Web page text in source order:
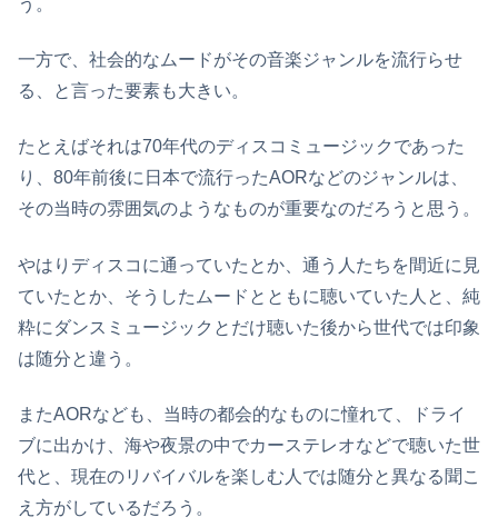
一方で、社会的なムードがその音楽ジャンルを流行らせ
る、と言った要素も大きい。
たとえばそれは70年代のディスコミュージックであった
り、80年前後に日本で流行ったAORなどのジャンルは、
その当時の雰囲気のようなものが重要なのだろうと思う。
やはりディスコに通っていたとか、通う人たちを間近に見
ていたとか、そうしたムードとともに聴いていた人と、純
粋にダンスミュージックとだけ聴いた後から世代では印象
は随分と違う。
またAORなども、当時の都会的なものに憧れて、ドライ
ブに出かけ、海や夜景の中でカーステレオなどで聴いた世
代と、現在のリバイバルを楽しむ人では随分と異なる聞こ
え方がしているだろう。